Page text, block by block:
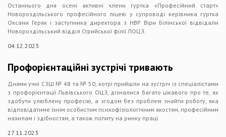
Останнього дня осені активні члени гуртка «Професійний старт»
Новороздільського професійного ліцею у супроводі керівника гуртка
Оксани Геряк і заступника директора з НВР Віри Білінської відвідали
Новороздільський відділ Стрийської філії ЛОЦЗ.
04.12.2023
Профорієнтаційні зустрічі тривають
Днями учні СЗШ № 48 та № 50, котрі прийшли на зустріч із спеціалістами
з профорієнтації Львівського ОЦЗ, дізналися багато цікавого про те, як
здобути улюблену професію, а згодом без проблем знайти роботу, яка
відповідатиме їхнім особистим психофізіологічним якостям, професійним
нахилам і здібностям, а також попиту на ринку праці.
27.11.2023